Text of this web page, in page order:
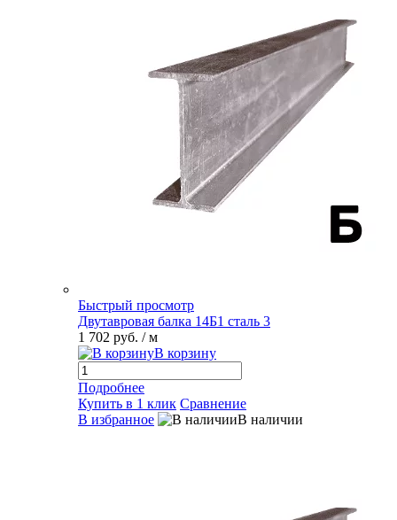
Быстрый просмотр
Двутавровая балка 14Б1 сталь 3
1 702 руб. / м
В корзину
Подробнее
Купить в 1 клик Сравнение
В избранное
В наличии